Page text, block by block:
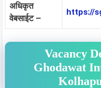
अधिकृत
वेबसाईट –
https://
Vacancy
Ghodawat